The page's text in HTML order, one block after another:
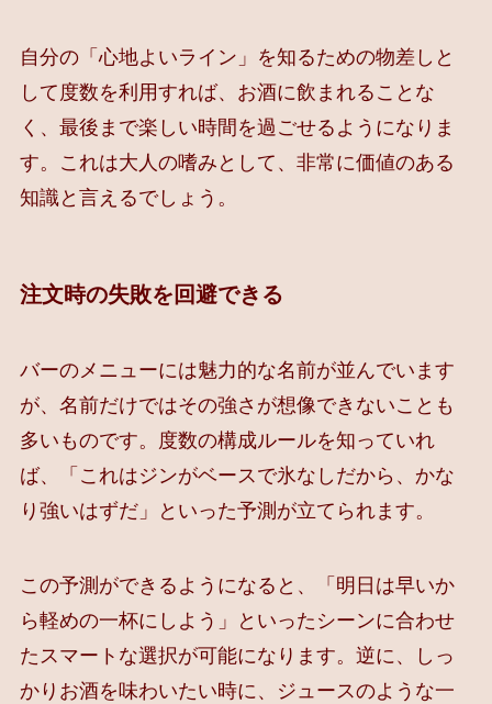
自分の「心地よいライン」を知るための物差しと
して度数を利用すれば、お酒に飲まれることな
く、最後まで楽しい時間を過ごせるようになりま
す。これは大人の嗜みとして、非常に価値のある
知識と言えるでしょう。
注文時の失敗を回避できる
バーのメニューには魅力的な名前が並んでいます
が、名前だけではその強さが想像できないことも
多いものです。度数の構成ルールを知っていれ
ば、「これはジンがベースで氷なしだから、かな
り強いはずだ」といった予測が立てられます。
この予測ができるようになると、「明日は早いか
ら軽めの一杯にしよう」といったシーンに合わせ
たスマートな選択が可能になります。逆に、しっ
かりお酒を味わいたい時に、ジュースのような一